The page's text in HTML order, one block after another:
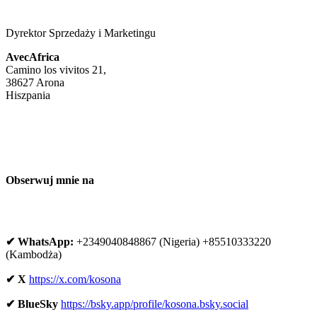
Dyrektor Sprzedaży i Marketingu
AvecAfrica
Camino los vivitos 21,
38627 Arona
Hiszpania
Obserwuj mnie na
✔ WhatsApp: +2349040848867 (Nigeria) +85510333220
(Kambodża)
✔ X https://x.com/kosona
✔ BlueSky https://bsky.app/profile/kosona.bsky.social